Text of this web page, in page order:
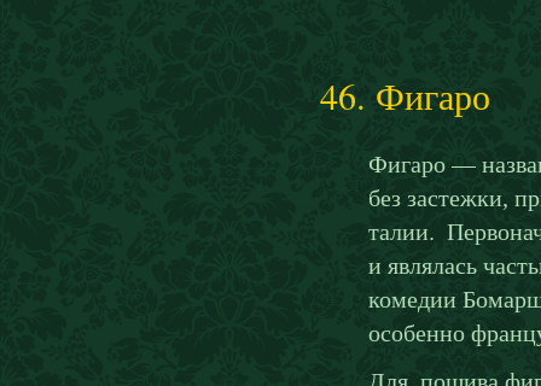
46. Фигаро
Фигаро —
без застежки,
талии.
и являлась
комедии
особенно